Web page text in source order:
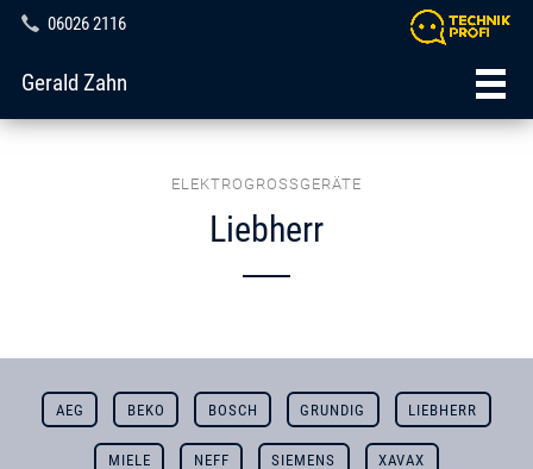
06026 2116
Gerald Zahn
ELEKTROGROSSGERÄTE
Liebherr
AEG BEKO BOSCH GRUNDIG LIEBHERR
MIELE NEFF SIEMENS XAVAX